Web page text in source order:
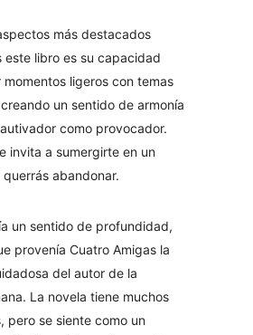
más destacados
este libro es su capacidad
ligeros con temas
un sentido de armonía
como provocador.
invita a sumergirte en un
abandonar.
un sentido de profundidad,
provenía Cuatro Amigas la
del autor de la
La novela tiene muchos
pero se siente como un